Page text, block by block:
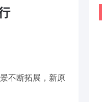
不断拓展，新原